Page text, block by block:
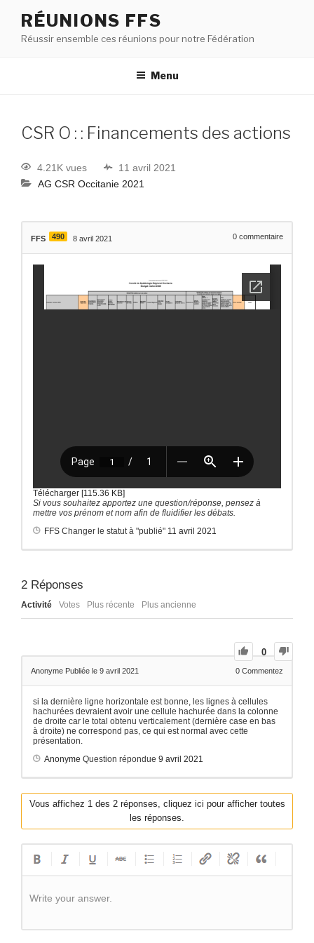
RÉUNIONS FFS
Réussir ensemble ces réunions pour notre Fédération
Menu
CSR O : : Financements des actions
4.21K vues
11 avril 2021
AG CSR Occitanie 2021
FFS 490 8 avril 2021 0 commentaire
Télécharger [115.36 KB]
Si vous souhaitez apportez une question/réponse, pensez à
mettre vos prénom et nom afin de fluidifier les débats.
FFS Changer le statut à "publié" 11 avril 2021
2 Réponses
Activité Votes Plus récente Plus ancienne
0
Anonyme Publiée le 9 avril 2021 0 Commentez
si la dernière ligne horizontale est bonne, les lignes à cellules
hachurées devraient avoir une cellule hachurée dans la colonne
de droite car le total obtenu verticalement (dernière case en bas
à droite) ne correspond pas, ce qui est normal avec cette
présentation.
Anonyme Question répondue 9 avril 2021
Vous affichez 1 des 2 réponses, cliquez ici pour afficher toutes
les réponses.
Write your answer.